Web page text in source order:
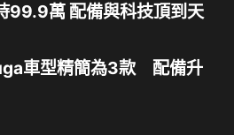
99.9萬 配備與科技頂到天
車型精簡為3款 配備升